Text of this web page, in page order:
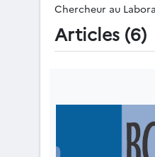
Chercheur au
Articles (6)